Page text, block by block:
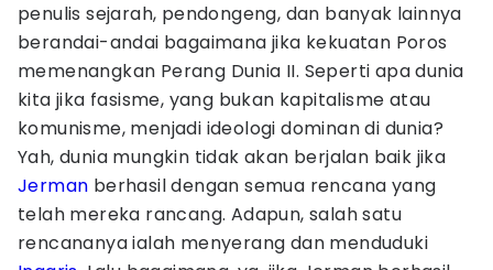
penulis sejarah, pendongeng, dan banyak lainnya
berandai-andai bagaimana jika kekuatan Poros
memenangkan Perang Dunia II. Seperti apa dunia
kita jika fasisme, yang bukan kapitalisme atau
komunisme, menjadi ideologi dominan di dunia?
Yah, dunia mungkin tidak akan berjalan baik jika
Jerman berhasil dengan semua rencana yang
telah mereka rancang. Adapun, salah satu
rencananya ialah menyerang dan menduduki